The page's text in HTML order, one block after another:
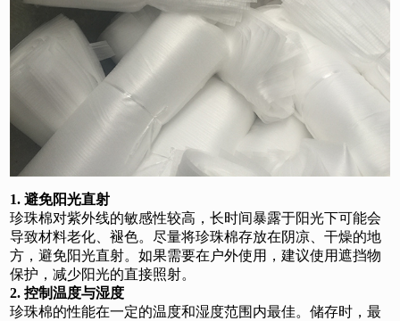
1. 避免阳光直射
珍珠棉对紫外线的敏感性较高，长时间暴露于阳光下可能会
导致材料老化、褪色。尽量将珍珠棉存放在阴凉、干燥的地
方，避免阳光直射。如果需要在户外使用，建议使用遮挡物
保护，减少阳光的直接照射。
2. 控制温度与湿度
珍珠棉的性能在一定的温度和湿度范围内最佳。储存时，最